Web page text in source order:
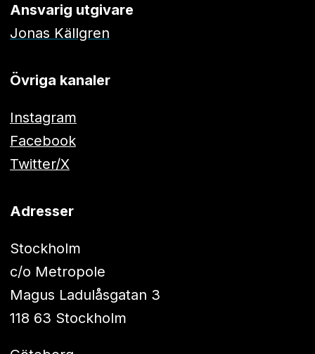
Ansvarig utgivare
Jonas Källgren
Övriga kanaler
Instagram
Facebook
Twitter/X
Adresser
Stockholm
c/o Metropole
Magus Ladulåsgatan 3
118 63 Stockholm